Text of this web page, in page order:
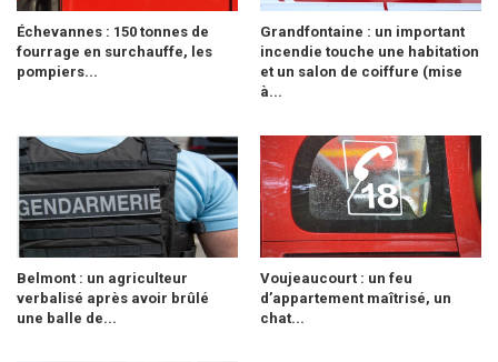
Échevannes : 150 tonnes de
fourrage en surchauffe, les
pompiers...
Grandfontaine : un important
incendie touche une habitation
et un salon de coiffure (mise
à...
Belmont : un agriculteur
verbalisé après avoir brûlé
une balle de...
Voujeaucourt : un feu
d’appartement maîtrisé, un
chat...